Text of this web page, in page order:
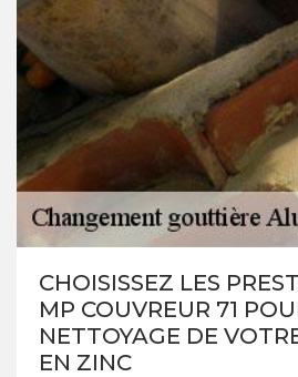
CHOISISSEZ LES
MP COUVREUR 71
NETTOYAGE DE
EN ZINC